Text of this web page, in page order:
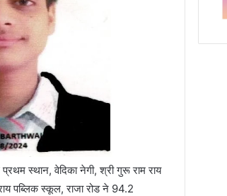
स्थान, वेदिका नेगी, श्री गुरू राम राय
पब्लिक स्कूल, राजा रोड ने 94.2